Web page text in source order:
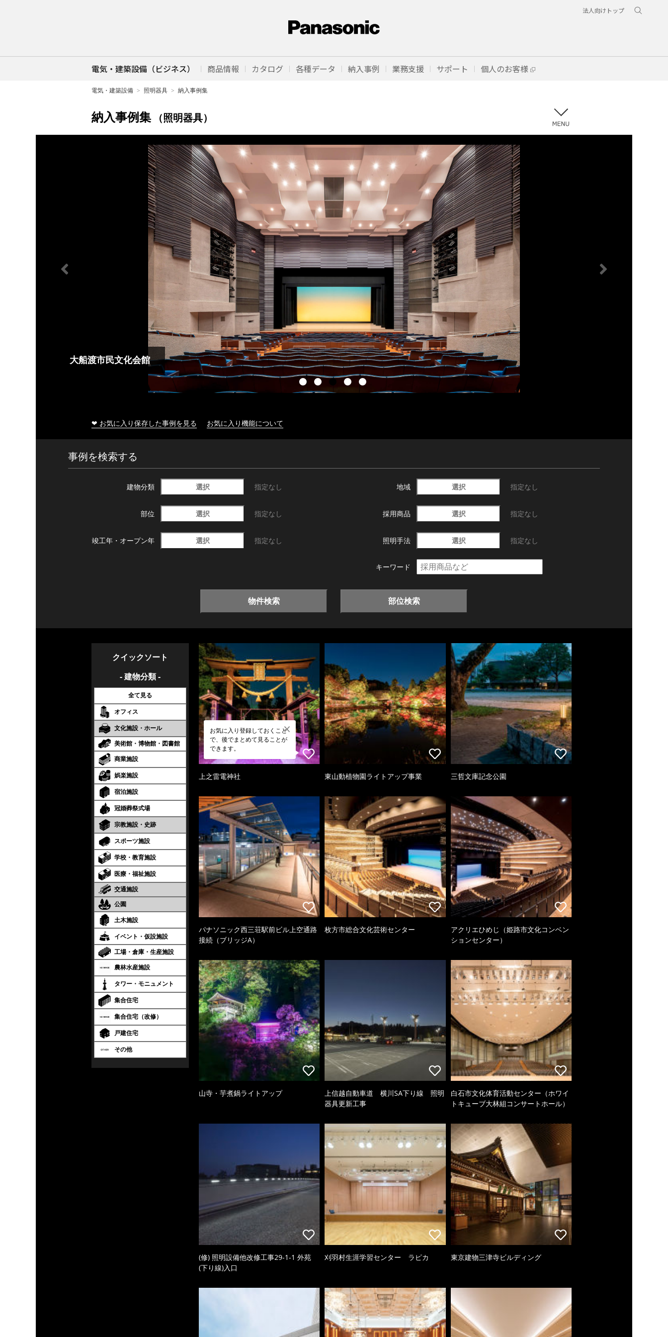
法人向けトップ
電気・建築設備（ビジネス） 商品情報 カタログ 各種データ 納入事例 業務支援 サポート 個人のお客様
電気・建築設備 照明器具 納入事例集
納入事例集 （照明器具）
大船渡市民文化会館
❤ お気に入り保存した事例を見る お気に入り機能について
事例を検索する
建物分類 選択 指定なし 地域 選択 指定なし
部位 選択 指定なし 採用商品 選択 指定なし
竣工年・ オープン年 選択 指定なし 照明手法 選択 指定なし
キーワード
物件検索 部位検索
クイックソート
- 建物分類 -
全て見る
オフィス
文化施設・ホール
美術館・博物館・図書館
商業施設
娯楽施設
宿泊施設
冠婚葬祭式場
宗教施設・史跡
スポーツ施設
学校・教育施設
医療・福祉施設
交通施設
公園
土木施設
イベント・仮設施設
工場・倉庫・生産施設
農林水産施設
タワー・モニュメント
集合住宅
集合住宅（改修）
戸建住宅
その他
お気に入り登録しておくこと
で、後でまとめて見ることが
できます。
上之雷電神社 東山動植物園ライトアップ事業 三哲文庫記念公園
パナソニック西三荘駅前ビル上空通路
接続（ブリッジA）
枚方市総合文化芸術センター
アクリエひめじ（姫路市文化コンベン
ションセンター）
山寺・芋煮鍋ライトアップ
上信越自動車道 横川SA下り線 照明
器具更新工事
白石市文化体育活動センター（ホワイ
トキューブ大林組コンサートホール）
(修) 照明設備他改修工事29-1-1 外苑
(下り線)入口
刈羽村生涯学習センター ラピカ 東京建物三津寺ビルディング